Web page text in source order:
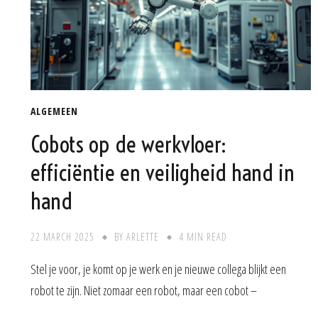
ALGEMEEN
Cobots op de werkvloer:
efficiëntie en veiligheid hand in
hand
22 MARCH 2025 BY ARLETTE 4 MIN READ
Stel je voor, je komt op je werk en je nieuwe collega blijkt een
robot te zijn. Niet zomaar een robot, maar een cobot –